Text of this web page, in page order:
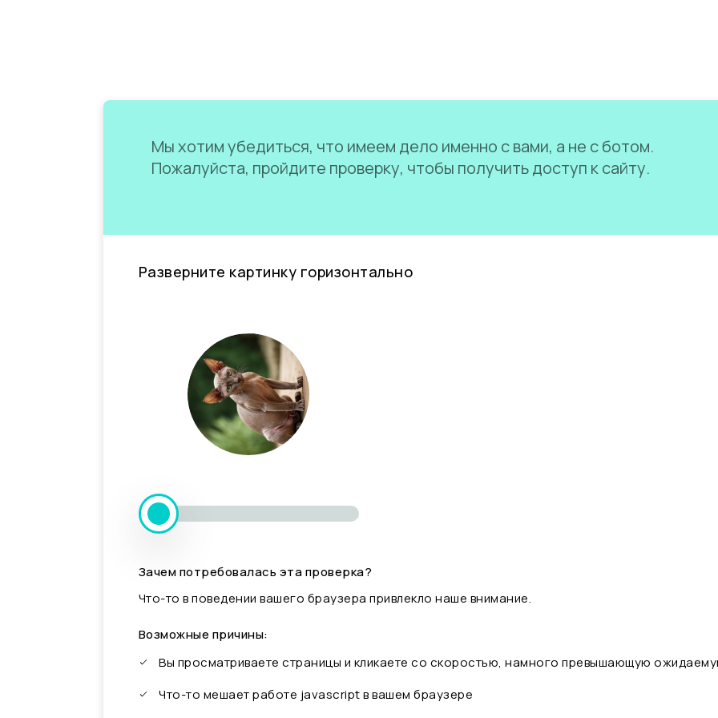
Мы хотим убедиться, что имеем дело именно с вами, а не с ботом.
Пожалуйста, пройдите проверку, чтобы получить доступ к сайту.
Разверните картинку горизонтально
Зачем потребовалась эта проверка?
Что-то в поведении вашего браузера привлекло наше внимание.
Возможные причины:
Вы просматриваете страницы и кликаете со скоростью, намного превышающую
Что-то мешает работе javascript в вашем браузере